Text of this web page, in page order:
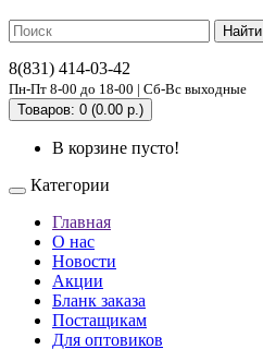
Найти
8(831) 414-03-42
Пн-Пт 8-00 до 18-00 | Сб-Вс выходные
Товаров: 0 (0.00 р.)
В корзине пусто!
Категории
Главная
О нас
Новости
Акции
Бланк заказа
Постащикам
Для оптовиков